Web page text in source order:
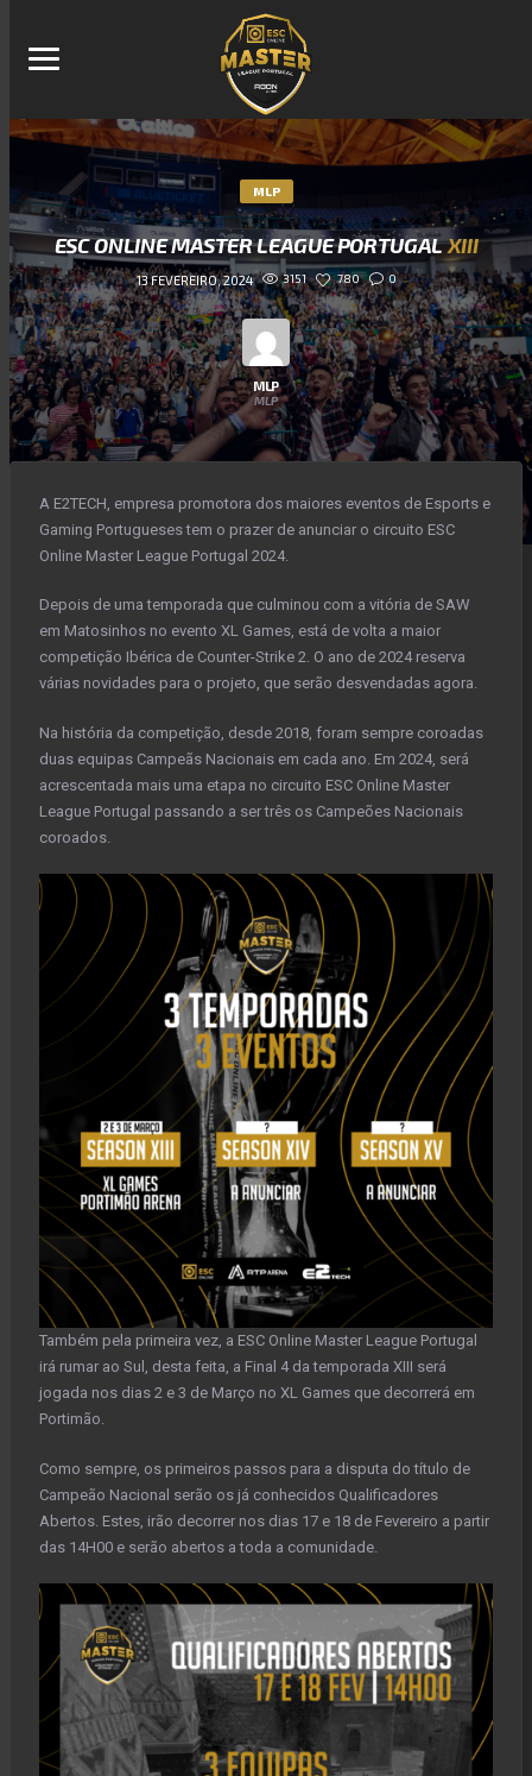
MLP
ESC ONLINE MASTER LEAGUE PORTUGALXIII
13 FEVEREIRO, 2024 3151 780 0
MLP
MLP
A E2TECH, empresa promotora dos maiores eventos de Esports e
Gaming Portugueses tem o prazer de anunciar o circuito ESC
Online Master League Portugal 2024.
Depois de uma temporada que culminou com a vitória de SAW
em Matosinhos no evento XL Games, está de volta a maior
competição Ibérica de Counter-Strike 2. O ano de 2024 reserva
várias novidades para o projeto, que serão desvendadas agora.
Na história da competição, desde 2018, foram sempre coroadas
duas equipas Campeãs Nacionais em cada ano. Em 2024, será
acrescentada mais uma etapa no circuito ESC Online Master
League Portugal passando a ser três os Campeões Nacionais
coroados.
Também pela primeira vez, a ESC Online Master League Portugal
irá rumar ao Sul, desta feita, a Final 4 da temporada XIII será
jogada nos dias 2 e 3 de Março no XL Games que decorrerá em
Portimão.
Como sempre, os primeiros passos para a disputa do título de
Campeão Nacional serão os já conhecidos Qualificadores
Abertos. Estes, irão decorrer nos dias 17 e 18 de Fevereiro a partir
das 14H00 e serão abertos a toda a comunidade.